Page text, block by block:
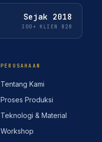
Sejak 2018
300+ KLIEN B2B
PERUSAHAAN
Tentang Kami
Proses Produksi
Teknologi & Material
Workshop